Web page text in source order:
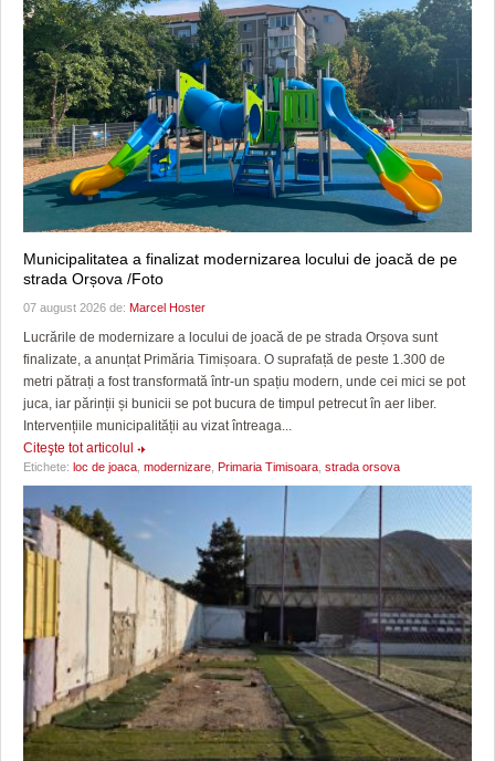
Municipalitatea a finalizat modernizarea locului de joacă de pe
strada Orșova /Foto
07 august 2026 de: Marcel Hoster
Lucrările de modernizare a locului de joacă de pe strada Orșova sunt
finalizate, a anunțat Primăria Timișoara. O suprafață de peste 1.300 de
metri pătrați a fost transformată într-un spațiu modern, unde cei mici se pot
juca, iar părinții și bunicii se pot bucura de timpul petrecut în aer liber.
Intervențiile municipalității au vizat întreaga...
Citeşte tot articolul
Etichete: loc de joaca modernizare Primaria Timisoara strada orsova